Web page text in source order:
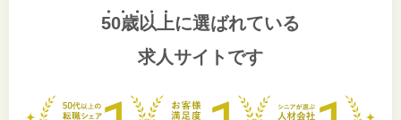
50歳以上に選ばれている
求人サイトです